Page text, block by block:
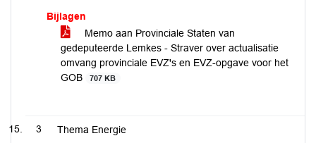
Bijlagen
Memo aan Provinciale Staten van
gedeputeerde Lemkes - Straver over actualisatie
omvang provinciale EVZ's en EVZ-opgave voor het
GOB
707 KB
3 Thema Energie